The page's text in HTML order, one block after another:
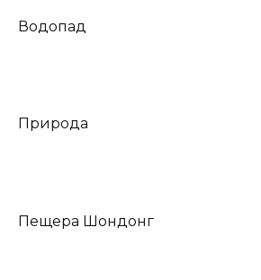
Водопад
Природа
Пещера Шондонг